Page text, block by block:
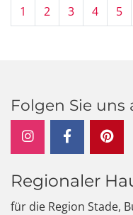
1 2 3 4 5
Folgen Sie uns
Regionaler
für die Region Stade,